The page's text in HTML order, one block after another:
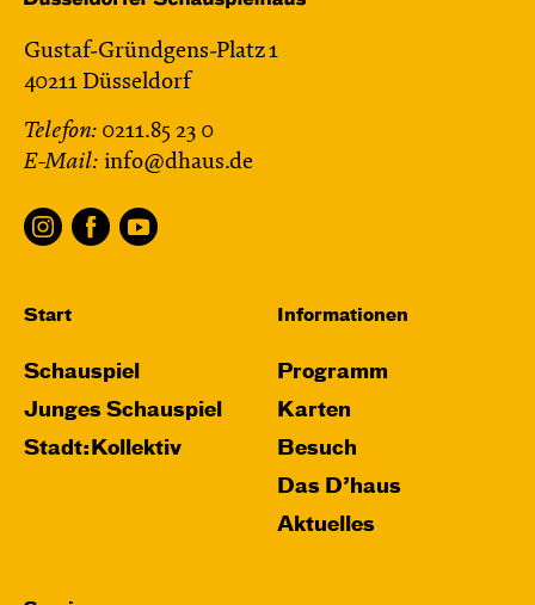
Gustaf-Gründgens-Platz 1
40211 Düsseldorf
Telefon: 0211.85 23 0
E-Mail: info@dhaus.de
Start
Schauspiel
Junges Schauspiel
Stadt:Kollektiv
Informationen
Programm
Karten
Besuch
Das D’haus
Aktuelles